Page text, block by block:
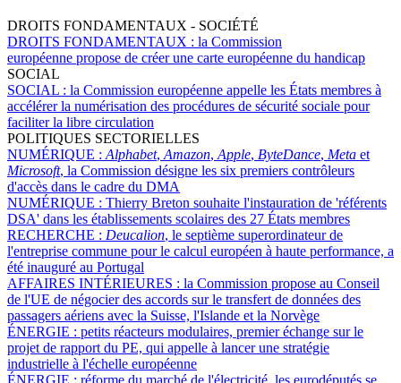
DROITS FONDAMENTAUX - SOCIÉTÉ
DROITS FONDAMENTAUX : la Commission
européenne propose de créer une carte européenne du handicap
SOCIAL
SOCIAL : la Commission européenne appelle les États membres à
accélérer la numérisation des procédures de sécurité sociale pour
faciliter la libre circulation
POLITIQUES SECTORIELLES
NUMÉRIQUE : Alphabet, Amazon, Apple, ByteDance, Meta et
Microsoft, la Commission désigne les six premiers contrôleurs
d'accès dans le cadre du DMA
NUMÉRIQUE : Thierry Breton souhaite l'instauration de 'référents
DSA' dans les établissements scolaires des 27 États membres
RECHERCHE : Deucalion, le septième superordinateur de
l'entreprise commune pour le calcul européen à haute performance, a
été inauguré au Portugal
AFFAIRES INTÉRIEURES : la Commission propose au Conseil
de l'UE de négocier des accords sur le transfert de données des
passagers aériens avec la Suisse, l'Islande et la Norvège
ÉNERGIE : petits réacteurs modulaires, premier échange sur le
projet de rapport du PE, qui appelle à lancer une stratégie
industrielle à l'échelle européenne
ÉNERGIE : réforme du marché de l'électricité, les eurodéputés se